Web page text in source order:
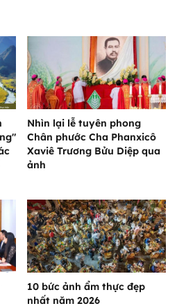
Nhìn lại lễ tuyên phong
Chân phước Cha Phanxicô
Xaviê Trương Bửu Diệp qua
ảnh
10 bức ảnh ẩm thực đẹp
nhất năm 2026